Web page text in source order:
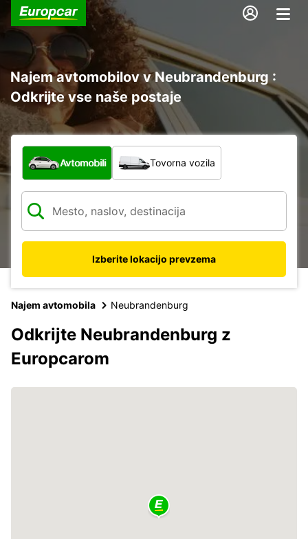
Najem avtomobilov v Neubrandenburg :
Odkrijte vse naše postaje
Katera vrsta vozila?
Avtomobili Tovorna vozila
Izberite lokacijo prevzema
Najem avtomobila Neubrandenburg
Odkrijte Neubrandenburg z
Europcarom